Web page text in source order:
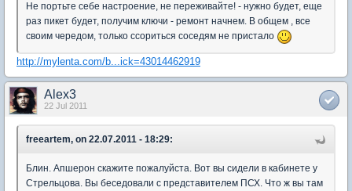
Не портьте себе настроение, не переживайте! - нужно будет, еще
раз пикет будет, получим ключи - ремонт начнем. В общем , все
своим чередом, только ссориться соседям не пристало
http://mylenta.com/b...ick=43014462919
Alex3
22 Jul 2011
freeartem, on 22.07.2011 - 18:29:
Блин. Апшерон скажите пожалуйста. Вот вы сидели в кабинете у
Стрельцова. Вы беседовали с представителем ПСХ. Что ж вы там